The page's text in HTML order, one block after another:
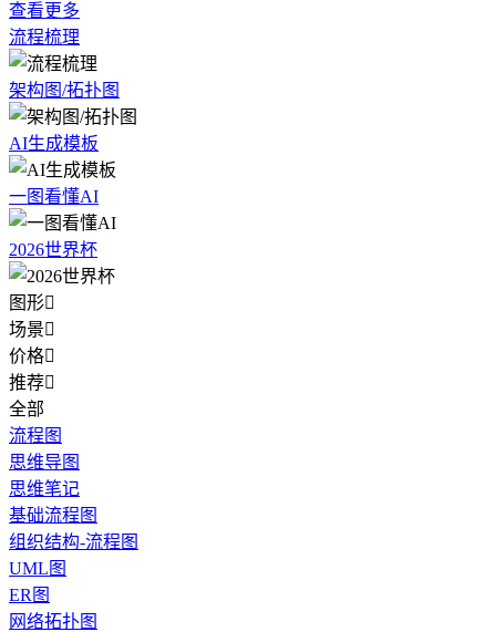
查看更多
流程梳理
架构图/拓扑图
AI生成模板
一图看懂AI
2026世界杯
图形
场景
价格
推荐
全部
流程图
思维导图
思维笔记
基础流程图
组织结构-流程图
UML图
ER图
网络拓扑图